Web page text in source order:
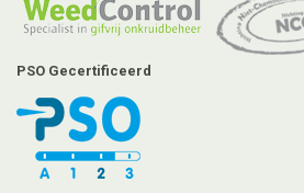
PSO Gecertificeerd